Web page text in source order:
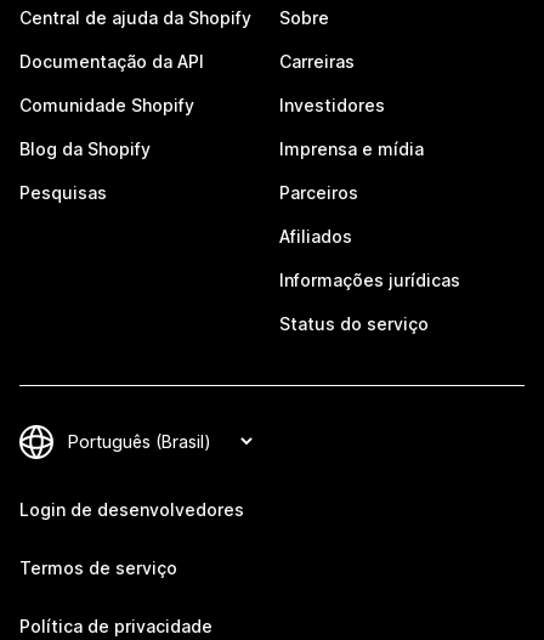
Central de ajuda da Shopify
Documentação da API
Comunidade Shopify
Blog da Shopify
Pesquisas
Sobre
Carreiras
Investidores
Imprensa e mídia
Parceiros
Afiliados
Informações jurídicas
Status do serviço
Login de desenvolvedores
Termos de serviço
Política de privacidade